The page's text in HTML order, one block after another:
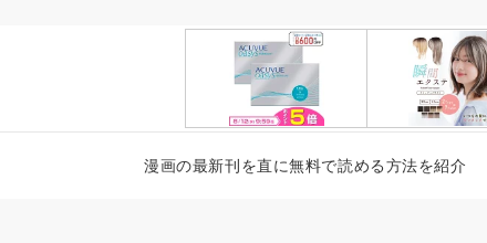
漫画の最新刊を直に無料で読める方法を紹介